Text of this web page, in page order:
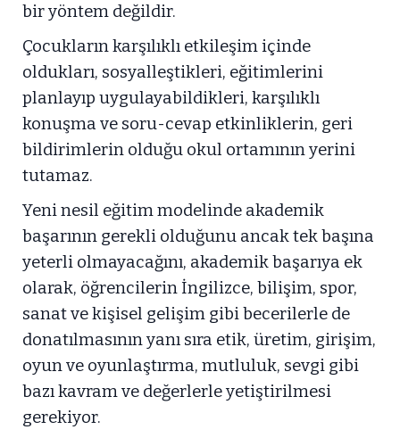
bir yöntem değildir.
Çocukların karşılıklı etkileşim içinde
oldukları, sosyalleştikleri, eğitimlerini
planlayıp uygulayabildikleri, karşılıklı
konuşma ve soru-cevap etkinliklerin, geri
bildirimlerin olduğu okul ortamının yerini
tutamaz.
Yeni nesil eğitim modelinde akademik
başarının gerekli olduğunu ancak tek başına
yeterli olmayacağını, akademik başarıya ek
olarak, öğrencilerin İngilizce, bilişim, spor,
sanat ve kişisel gelişim gibi becerilerle de
donatılmasının yanı sıra etik, üretim, girişim,
oyun ve oyunlaştırma, mutluluk, sevgi gibi
bazı kavram ve değerlerle yetiştirilmesi
gerekiyor.